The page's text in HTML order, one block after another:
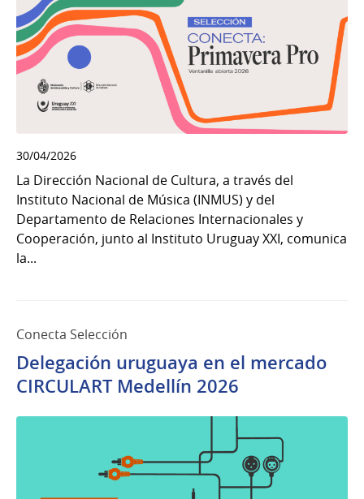
30/04/2026
La Dirección Nacional de Cultura, a través del
Instituto Nacional de Música (INMUS) y del
Departamento de Relaciones Internacionales y
Cooperación, junto al Instituto Uruguay XXI, comunica
la...
Conecta Selección
Delegación uruguaya en el mercado
CIRCULART Medellín 2026